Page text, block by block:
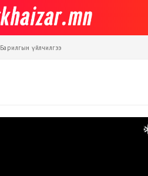
Барилгын үйлчилгээ